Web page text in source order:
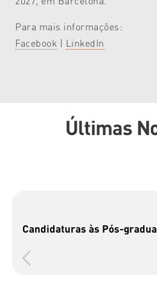
Para mais informações:
Facebook | LinkedIn
Últimas
Candidaturas às Pós-